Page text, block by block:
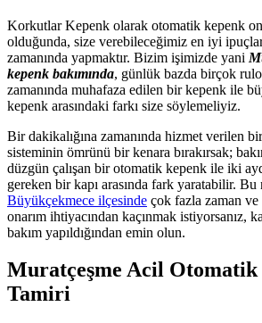
Korkutlar Kepenk olarak otomatik kepenk
olduğunda, size verebileceğimiz en iyi
zamanında yapmaktır. Bizim işimizde yani
kepenk bakımında, günlük bazda birçok
zamanında muhafaza edilen bir kepenk ile
kepenk arasındaki farkı size söylemeliyiz.
Bir dakikalığına zamanında hizmet verilen
sisteminin ömrünü bir kenara bırakırsak;
düzgün çalışan bir otomatik kepenk ile iki
gereken bir kapı arasında fark yaratabilir. Bu
Büyükçekmece ilçesinde çok fazla zaman
onarım ihtiyacından kaçınmak istiyorsanız,
bakım yapıldığından emin olun.
Muratçeşme Acil Otomatik
Tamiri